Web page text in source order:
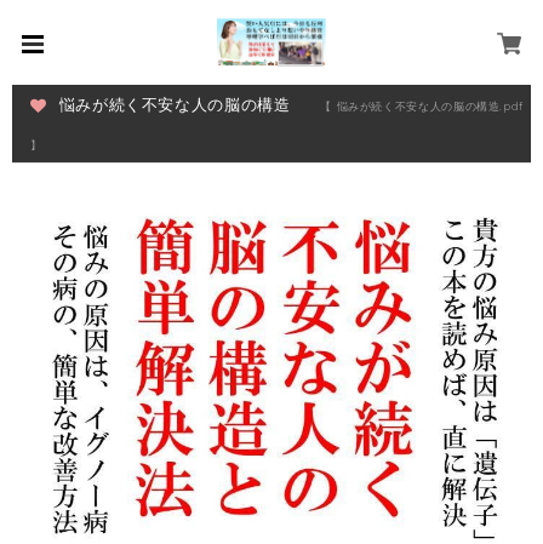
悩みが続く不安な人の脳の構造 【 悩みが続く不安な人の脳の構造.pdf
】